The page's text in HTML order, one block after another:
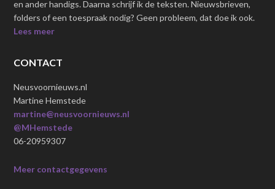
en ander handigs. Daarna schrijf ik de teksten. Nieuwsbrieven,
folders of een toespraak nodig? Geen probleem, dat doe ik ook.
Lees meer
CONTACT
Neusvoornieuws.nl
Martine Hemstede
martine@neusvoornieuws.nl
@MHemstede
06-20959307
Meer contactgegevens